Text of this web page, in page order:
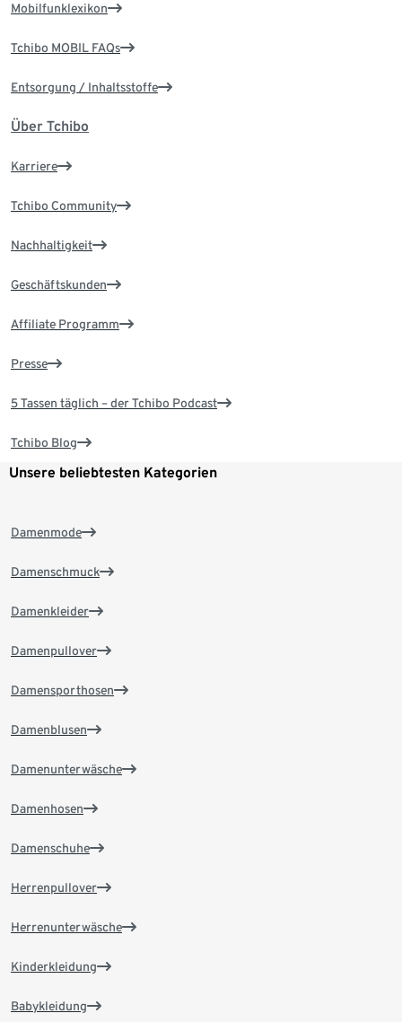
Mobilfunklexikon
Tchibo MOBIL FAQs
Entsorgung / Inhaltsstoffe
Über Tchibo
Karriere
Tchibo Community
Nachhaltigkeit
Geschäftskunden
Affiliate Programm
Presse
5 Tassen täglich – der Tchibo Podcast
Tchibo Blog
Unsere beliebtesten Kategorien
Damenmode
Damenschmuck
Damenkleider
Damenpullover
Damensporthosen
Damenblusen
Damenunterwäsche
Damenhosen
Damenschuhe
Herrenpullover
Herrenunterwäsche
Kinderkleidung
Babykleidung